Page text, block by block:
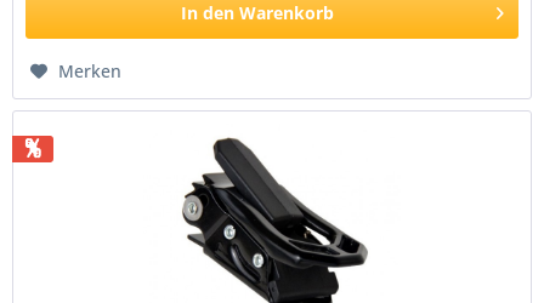
In den Warenkorb
Merken
%